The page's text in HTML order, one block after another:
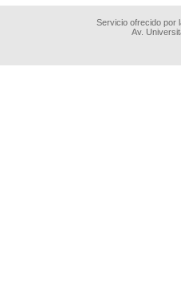
Servicio ofrecido por
Av.